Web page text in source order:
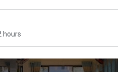
hours